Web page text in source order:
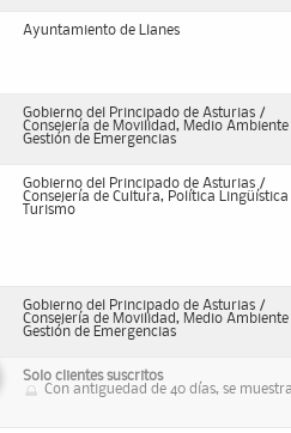
Ayuntamiento de Llanes
Gobierno del Principado de Asturias /
Consejería de Movilidad, Medio Ambiente
Gestión de Emergencias
Gobierno del Principado de Asturias /
Consejería de Cultura, Política Lingüística
Turismo
Gobierno del Principado de Asturias /
Consejería de Movilidad, Medio Ambiente
Gestión de Emergencias
Solo clientes suscritos
Con antiguedad de 40 días, se